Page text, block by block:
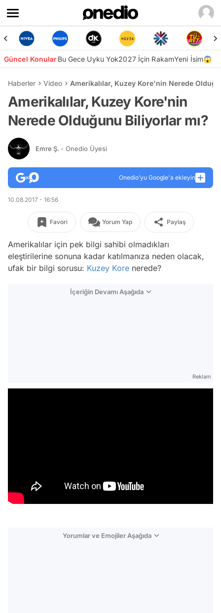
Güncel KonularBu Gece Uyku Yok2027 İçin RakamYeni İsim😱
Haberler Video Amerikalılar, Kuzey Kore'nin Nerede
Amerikalılar, Kuzey Kore'nin
Nerede Olduğunu Biliyorlar mı?
Emre Ş. - Onedio Üyesi
Onedio’yu Google'a ekleyin
10.08.2017 - 16:56
Favori Yorum Yap Paylaş
Amerikalılar için pek bilgi sahibi olmadıkları
eleştirilerine sonuna kadar katılmanıza neden olacak,
ufak bir bilgi sorusu: Kuzey Kore nerede?
İçeriğin Devamı Aşağıda
Reklam
Yorumlar ve Emojiler Aşağıda